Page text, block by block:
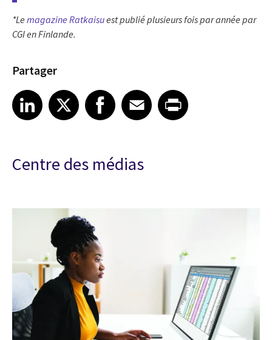
*Le magazine Ratkaisuest publié plusieurs fois par année par
CGI en Finlande.
Partager
Share article on LinkedIn
LinkedIn
Share article on XShare article on Facebook
Facebook
Share article on Email
EmailShare article on Print
Centre des médias